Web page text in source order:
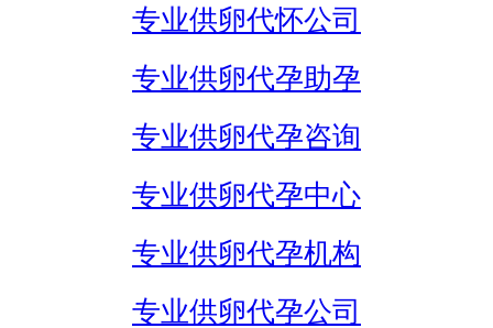
专业供卵代怀公司
专业供卵代孕助孕
专业供卵代孕咨询
专业供卵代孕中心
专业供卵代孕机构
专业供卵代孕公司